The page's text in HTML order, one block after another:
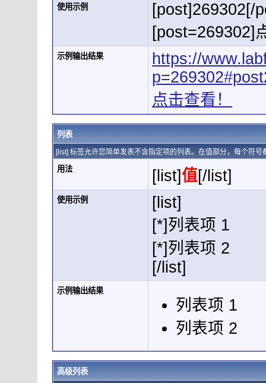
使用示例
[post]269302[/
[post=269302]
示例输出结果
https://
点击查看！
列表
[list] 标签允许您简单发表不含指定项的列表。在值部分，每个符号
用法 [list]值[/list]
使用示例
[list]
[*]列表项 1
[*]列表项 2
[/list]
示例输出结果
列表项 1
列表项 2
高级列表